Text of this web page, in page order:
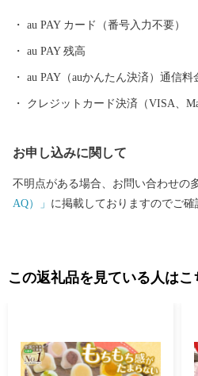
au PAY カード（番号入力不要）
au PAY 残高
au PAY（auかんたん決済）通信料
クレジットカード決済（VISA、
お申し込みに関して
不明点がある場合、お問い合わせの
AQ）」 に掲載しておりますのでご確
この返礼品を見ている人はこ